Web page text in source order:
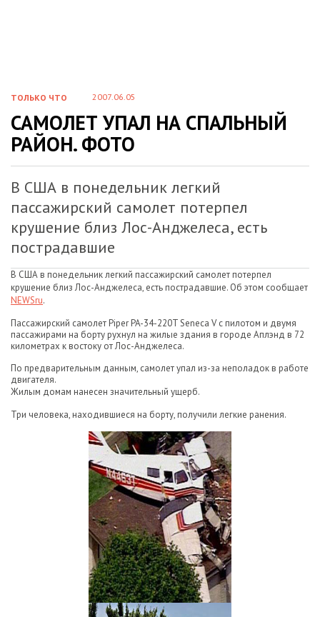
ТОЛЬКО ЧТО 2007.06.05
САМОЛЕТ УПАЛ НА СПАЛЬНЫЙ
РАЙОН. ФОТО
В США в понедельник легкий
пассажирский самолет потерпел
крушение близ Лос-Анджелеса, есть
пострадавшие
В США в понедельник легкий пассажирский самолет потерпел
крушение близ Лос-Анджелеса, есть пострадавшие. Об этом сообщает
NEWSru.
Пассажирский самолет Piper PA-34-220T Seneca V с пилотом и двумя
пассажирами на борту рухнул на жилые здания в городе Аплэнд в 72
километрах к востоку от Лос-Анджелеса.
По предварительным данным, самолет упал из-за неполадок в работе
двигателя.
Жилым домам нанесен значительный ущерб.
Три человека, находившиеся на борту, получили легкие ранения.